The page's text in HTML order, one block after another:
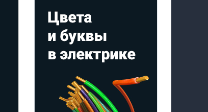
Перечитать